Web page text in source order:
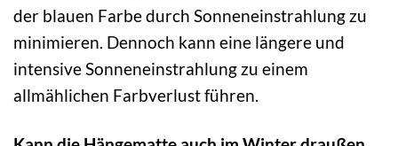
der blauen Farbe durch Sonneneinstrahlung zu
minimieren. Dennoch kann eine längere und
intensive Sonneneinstrahlung zu einem
allmählichen Farbverlust führen.